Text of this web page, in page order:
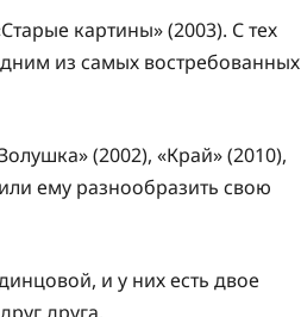
картины» (2003). С тех
из самых востребованных
(2002), «Край» (2010),
ему разнообразить свою
и у них есть двое